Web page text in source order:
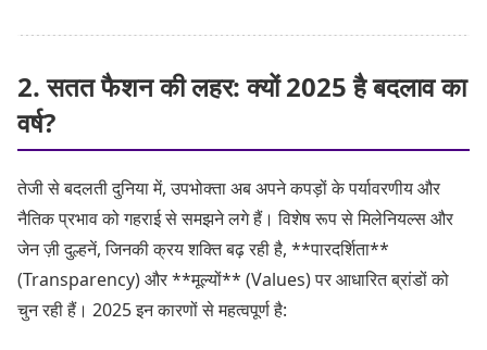
2. सतत फैशन की लहर: क्यों 2025 है बदलाव का
वर्ष?
तेजी से बदलती दुनिया में, उपभोक्ता अब अपने कपड़ों के पर्यावरणीय और
नैतिक प्रभाव को गहराई से समझने लगे हैं। विशेष रूप से मिलेनियल्स और
जेन ज़ी दुल्हनें, जिनकी क्रय शक्ति बढ़ रही है, **पारदर्शिता**
(Transparency) और **मूल्यों** (Values) पर आधारित ब्रांडों को
चुन रही हैं। 2025 इन कारणों से महत्वपूर्ण है: